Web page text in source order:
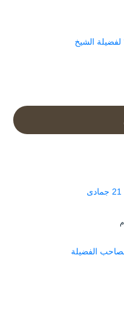
الشيخ
شرح كتاب الداء والدواء بدأ الدرس في 21 جمادى
نواقض الإسلام في شوال 1446 لصاحب الفضيلة